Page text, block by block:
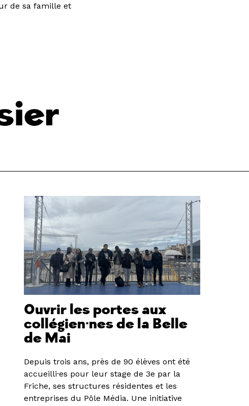
de sa famille et
Ouvrir les portes aux
collégien·nes de la Belle
de Mai
Depuis trois ans, près de 90 élèves ont été
accueilli·es pour leur stage de 3e par la
Friche, ses structures résidentes et les
entreprises du Pôle Média. Une initiative